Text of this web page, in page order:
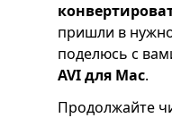
пришли в
поделюсь с
AVI для Mac.
Продолжайте